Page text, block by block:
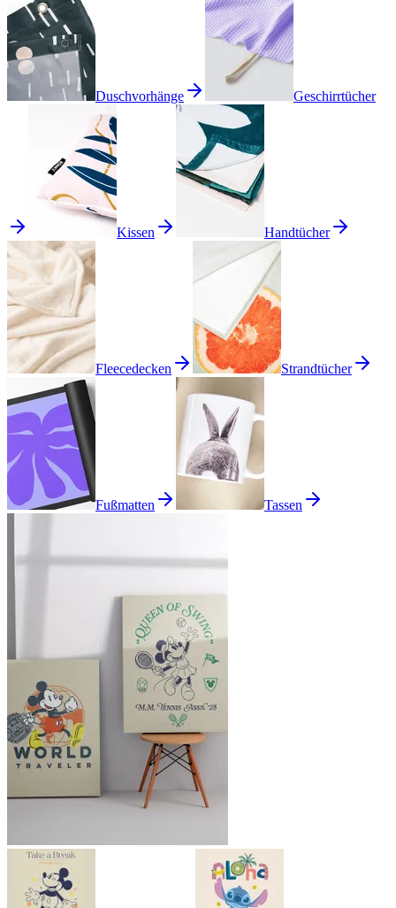
Duschvorhänge Geschirrtücher
Kissen Handtücher
Fleecedecken Strandtücher
Fußmatten Tassen